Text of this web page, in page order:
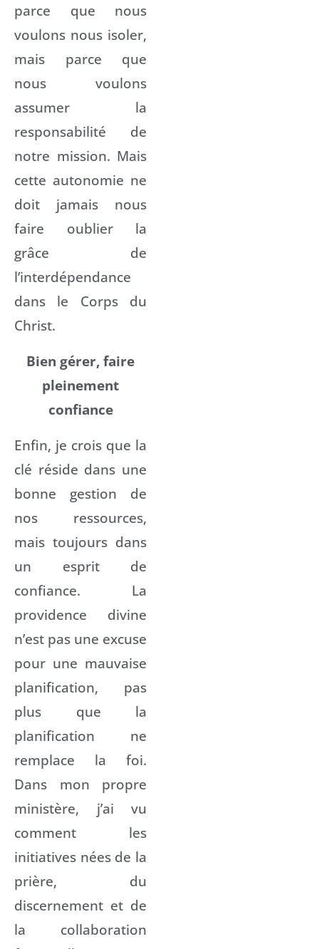
parce que nous
voulons nous isoler,
mais parce que
nous voulons
assumer la
responsabilité de
notre mission. Mais
cette autonomie ne
doit jamais nous
faire oublier la
grâce de
l’interdépendance
dans le Corps du
Christ.
Bien gérer, faire
pleinement
confiance
Enfin, je crois que la
clé réside dans une
bonne gestion de
nos ressources,
mais toujours dans
un esprit de
confiance. La
providence divine
n’est pas une excuse
pour une mauvaise
planification, pas
plus que la
planification ne
remplace la foi.
Dans mon propre
ministère, j’ai vu
comment les
initiatives nées de la
prière, du
discernement et de
la collaboration